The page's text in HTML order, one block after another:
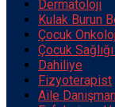
Dermatoloji
Kulak Burun
Çocuk
Çocuk
Dahiliye
Fizyoterapist
Aile